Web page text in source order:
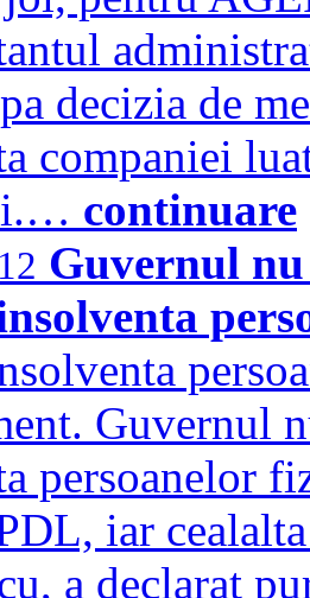
decizia de
companiei
continuare
Guvernul nu
Guvernul
persoanelor
iar
a declarat